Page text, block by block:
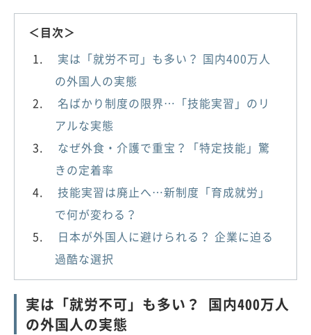
＜目次＞
実は「就労不可」も多い？ 国内400万人
の外国人の実態
名ばかり制度の限界…「技能実習」のリ
アルな実態
なぜ外食・介護で重宝？「特定技能」驚
きの定着率
技能実習は廃止へ…新制度「育成就労」
で何が変わる？
日本が外国人に避けられる？ 企業に迫る
過酷な選択
実は「就労不可」も多い？ 国内400万人
の外国人の実態